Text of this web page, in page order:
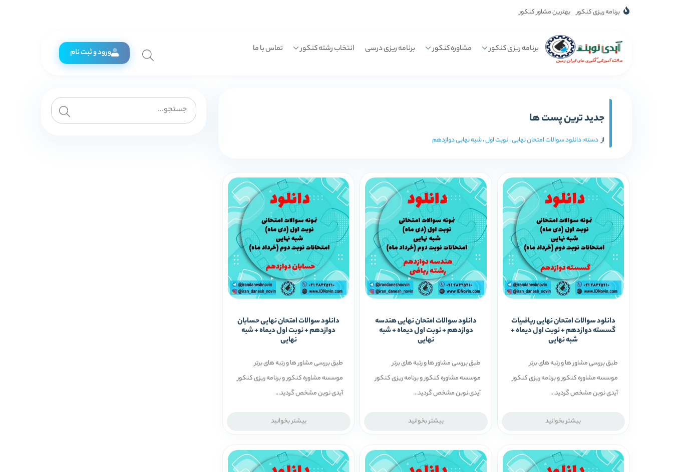
برنامه ریزی کنکور بهترین مشاور کنکور
برنامه ریزی کنکور مشاوره کنکور برنامه ریزی درسی انتخاب رشته کنکور تماس با ما ورود و ثبت نام
جدید ترین پست ها
ازدسته:دانلود سوالات امتحان نهایی ، نوبت اول ، شبه نهایی دوازدهم
دانلود سوالات امتحان نهایی ریاضیات
گسسته دوازدهم + نوبت اول دیماه +
شبه نهایی
طبق بررسی مشاور ها و رتبه ­های برتر
موسسه مشاوره کنکور و برنامه ریزی کنکور
آیدی نوین مشخص گردید...
بیشتر بخوانید
دانلود سوالات امتحان نهایی هندسه
دوازدهم + نوبت اول دیماه + شبه
نهایی
طبق بررسی مشاور ها و رتبه ­های برتر
موسسه مشاوره کنکور و برنامه ریزی کنکور
آیدی نوین مشخص گردید...
بیشتر بخوانید
دانلود سوالات امتحان نهایی حسابان
دوازدهم + نوبت اول دیماه + شبه
نهایی
طبق بررسی مشاور ها و رتبه ­های برتر
موسسه مشاوره کنکور و برنامه ریزی کنکور
آیدی نوین مشخص گردید...
بیشتر بخوانید